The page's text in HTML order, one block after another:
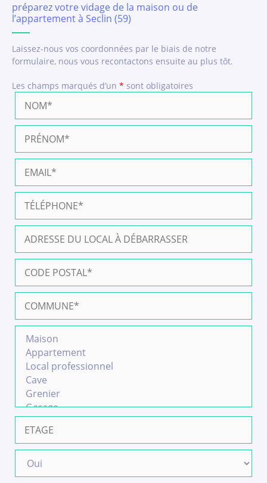
préparez votre vidage de la maison ou de
l’appartement à Seclin (59)
Laissez-nous vos coordonnées par le biais de notre
formulaire, nous vous recontactons ensuite au plus tôt.
Les champs marqués d’un * sont obligatoires